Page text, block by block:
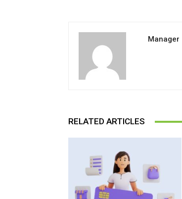
Manager
RELATED ARTICLES